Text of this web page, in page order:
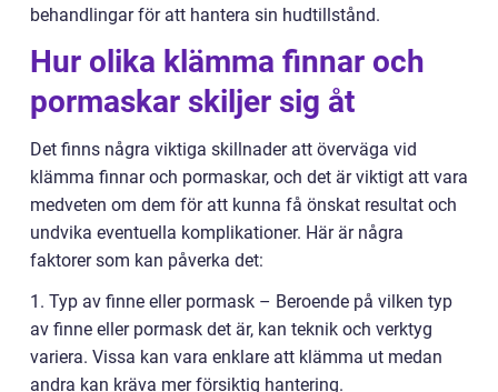
behandlingar för att hantera sin hudtillstånd.
Hur olika klämma finnar och
pormaskar skiljer sig åt
Det finns några viktiga skillnader att överväga vid
klämma finnar och pormaskar, och det är viktigt att vara
medveten om dem för att kunna få önskat resultat och
undvika eventuella komplikationer. Här är några
faktorer som kan påverka det:
1. Typ av finne eller pormask – Beroende på vilken typ
av finne eller pormask det är, kan teknik och verktyg
variera. Vissa kan vara enklare att klämma ut medan
andra kan kräva mer försiktig hantering.